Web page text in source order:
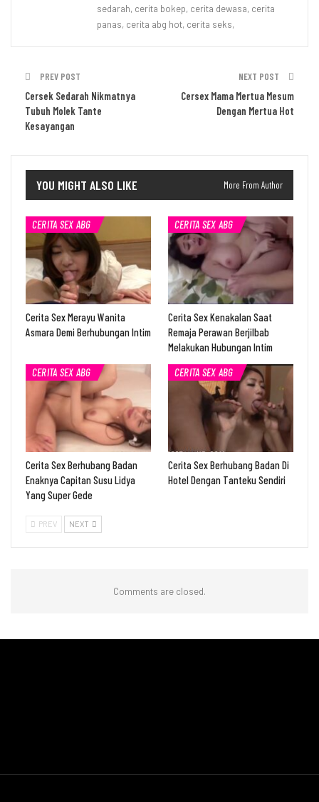
sedarah, cerita bokep, cerita dewasa, cerita
panas, cerita abg hot, cerita seks,
PREV POST
Cersek Sedarah Nikmatnya
Tubuh Molek Tante
Kesayangan
NEXT POST
Cersex Mama Mertua Mesum
Dengan Mertua Hot
YOU MIGHT ALSO LIKE More From Author
CERITA SEX ABG
Cerita Sex Merayu Wanita
Asmara Demi Berhubungan Intim
CERITA SEX ABG
Cerita Sex Kenakalan Saat
Remaja Perawan Berjilbab
Melakukan Hubungan Intim
CERITA SEX ABG
Cerita Sex Berhubang Badan
Enaknya Capitan Susu Lidya
Yang Super Gede
CERITA SEX ABG
Cerita Sex Berhubang Badan Di
Hotel Dengan Tanteku Sendiri
PREV NEXT
Comments are closed.